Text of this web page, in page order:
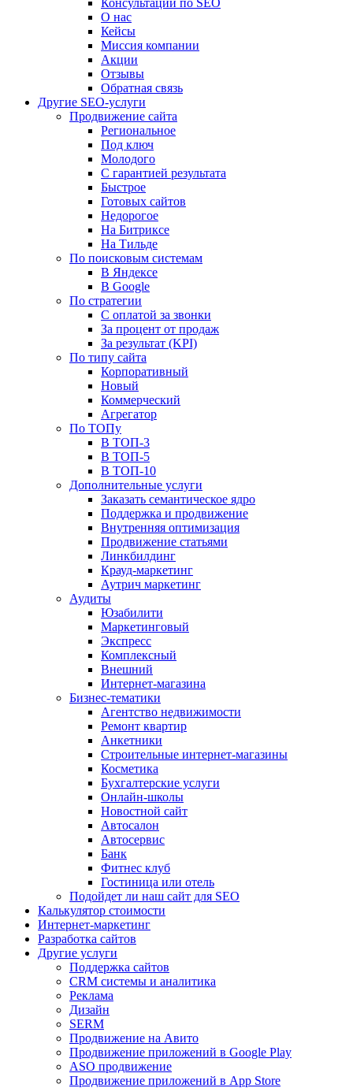
О нас
Кейсы
Миссия компании
Акции
Отзывы
Обратная связь
Другие SEO-услуги
Продвижение сайта
Региональное
Под ключ
Молодого
С гарантией результата
Быстрое
Готовых сайтов
Недорогое
На Битриксе
На Тильде
По поисковым системам
В Яндексе
В Google
По стратегии
С оплатой за звонки
За процент от продаж
За результат (KPI)
По типу сайта
Корпоративный
Новый
Коммерческий
Агрегатор
По ТОПу
В ТОП-3
В ТОП-5
В ТОП-10
Дополнительные услуги
Заказать семантическое ядро
Поддержка и продвижение
Внутренняя оптимизация
Продвижение статьями
Линкбилдинг
Крауд-маркетинг
Аутрич маркетинг
Аудиты
Юзабилити
Маркетинговый
Экспресс
Комплексный
Внешний
Интернет-магазина
Бизнес-тематики
Агентство недвижимости
Ремонт квартир
Анкетники
Строительные интернет-магазины
Косметика
Бухгалтерские услуги
Онлайн-школы
Новостной сайт
Автосалон
Автосервис
Банк
Фитнес клуб
Гостиница или отель
Подойдет ли наш сайт для SEO
Калькулятор стоимости
Интернет-маркетинг
Разработка сайтов
Другие услуги
Поддержка сайтов
CRM системы и аналитика
Реклама
Дизайн
SERM
Продвижение на Авито
Продвижение приложений в Google Play
ASO продвижение
Продвижение приложений в App Store